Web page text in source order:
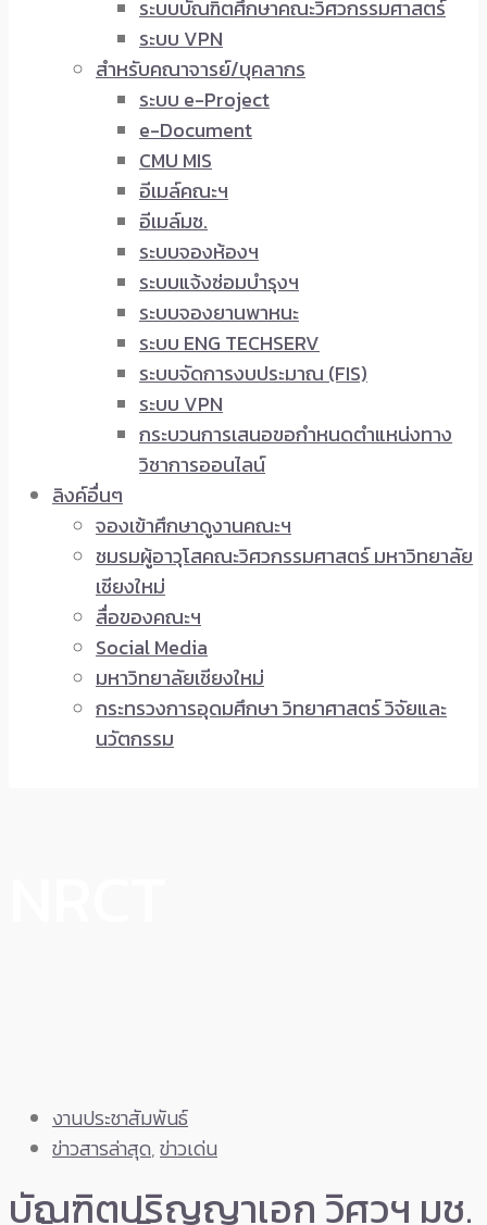
ระบบบัณฑิตศึกษาคณะวิศวกรรมศาสตร์
ระบบ VPN
สำหรับคณาจารย์/บุคลากร
ระบบ e-Project
e-Document
CMU MIS
อีเมล์คณะฯ
อีเมล์มช.
ระบบจองห้องฯ
ระบบแจ้งซ่อมบำรุงฯ
ระบบจองยานพาหนะ
ระบบ ENG TECHSERV
ระบบจัดการงบประมาณ (FIS)
ระบบ VPN
กระบวนการเสนอขอกำหนดตำแหน่งทาง
วิชาการออนไลน์
ลิงค์อื่นๆ
จองเข้าศึกษาดูงานคณะฯ
ชมรมผู้อาวุโสคณะวิศวกรรมศาสตร์ มหาวิทยาลัย
เชียงใหม่
สื่อของคณะฯ
Social Media
มหาวิทยาลัยเชียงใหม่
กระทรวงการอุดมศึกษา วิทยาศาสตร์ วิจัยและ
นวัตกรรม
งานประชาสัมพันธ์
ข่าวสารล่าสุด,ข่าวเด่น
บัณฑิตปริญญาเอก วิศวฯ มช.